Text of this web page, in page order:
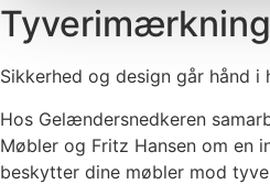
Tyverimærkning
Sikkerhed og design går hånd i
Hos Gelændersnedkeren
Møbler og Fritz Hansen om en
beskytter dine møbler mod